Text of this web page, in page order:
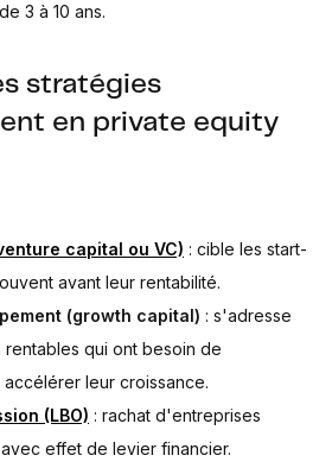
3 à 10 ans.
stratégies
en private equity
capital ou VC) : cible les start-
avant leur rentabilité.
(growth capital) : s'adresse
qui ont besoin de
leur croissance.
(LBO) : rachat d'entreprises
effet de levier financier.